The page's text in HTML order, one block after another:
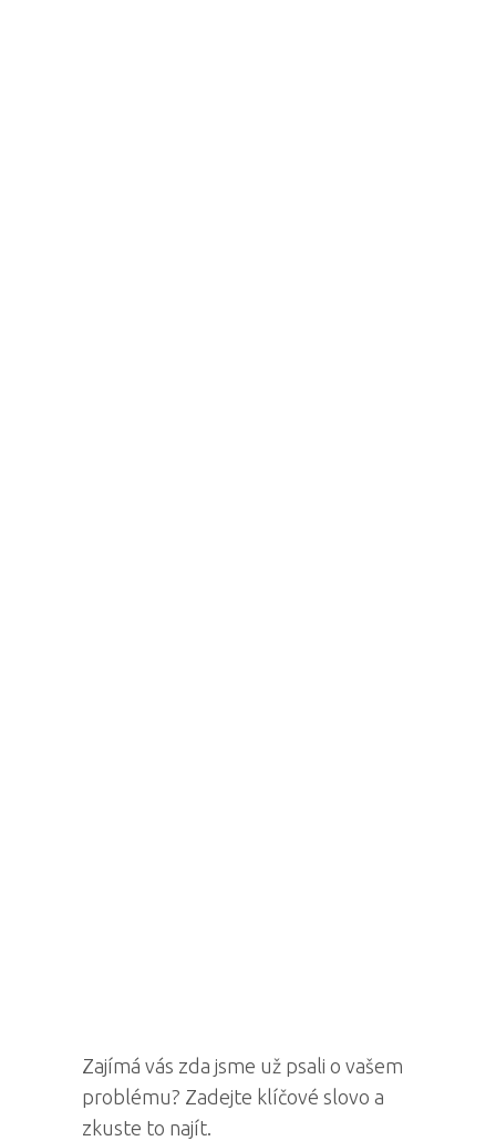
Zajímá vás zda jsme už psali o vašem
problému? Zadejte klíčové slovo a
zkuste to najít.